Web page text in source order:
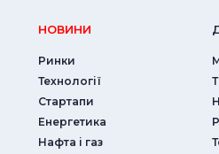
НОВИНИ
Ринки
Технології
Стартапи
Енергетика
Нафта і газ